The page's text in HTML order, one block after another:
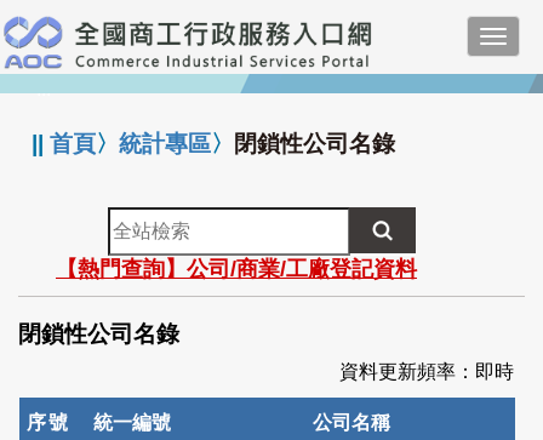
跳
到
主
要
:::
||首頁〉統計專區〉 閉鎖性公司名錄
全
站
檢
索
【熱門查詢】公司/商業/工廠登記資料
閉鎖性公司名錄
資料更新頻率：即時
序號 統一編號 公司名稱